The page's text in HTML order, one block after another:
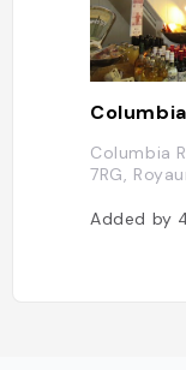
Columbia
7RG,
Added by